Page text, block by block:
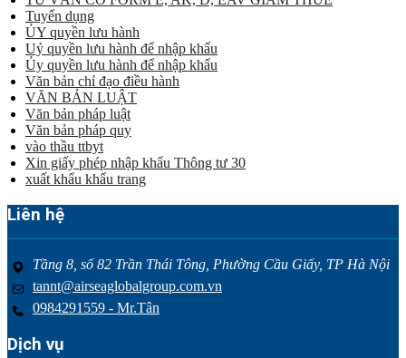
Tuyển dụng
ỦY quyền lưu hành
Uỷ quyền lưu hành để nhập khẩu
Ủy quyền lưu hành để nhập khẩu
Văn bản chỉ đạo điều hành
VĂN BẢN LUẬT
Văn bản pháp luật
Văn bản pháp quy
vào thầu ttbyt
Xin giấy phép nhập khẩu Thông tư 30
xuất khẩu khẩu trang
Liên hệ
Tầng 8, số 82 Trần Thái Tông, Phường Cầu Giấy, TP Hà Nội
tannt@airseaglobalgroup.com.vn
0984291559 - Mr.Tân
Dịch vụ